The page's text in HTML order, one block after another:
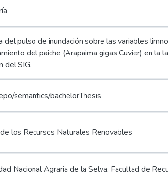
del pulso de inundación sobre las variables
del paiche (Arapaima gigas Cuvier) en la
del SIG.
semantics/bachelorThesis
los Recursos Naturales Renovables
Nacional Agraria de la Selva. Facultad de